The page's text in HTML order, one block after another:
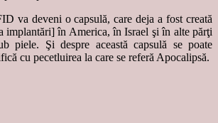
va deveni o capsulă, care deja a fost creată
implantări] în America, în Israel şi în alte părţi
piele. Şi despre această capsulă se poate
cu pecetluirea la care se referă Apocalipsă.